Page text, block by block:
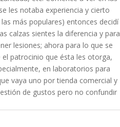
les notaba experiencia y cierto
más populares) entonces decidí
calzas sientes la diferencia y para
lesiones; ahora para lo que se
patrocinio que ésta les otorga,
en laboratorios para
vaya uno por tienda comercial y
de gustos pero no confundir